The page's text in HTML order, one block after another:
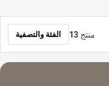
الفئة والتصفية 13 منتج